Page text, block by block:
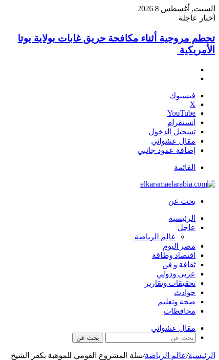
السبت, أغسطس 8 2026
أخبار عاجلة
تحطم مروحية أثناء مكافحة حريق غابات بولاية يوتا
الأمريكية
فيسبوك
‫X
‫YouTube
انستقرام
تسجيل الدخول
مقال عشوائي
إضافة عمود جانبي
القائمة
بحث عن
الرئيسية
عاجل
عالم الرياضة
مصر اليوم
اقتصاد وطاقة
ثقافة و فن
عربي ودولي
تحقيقات وتقارير
حوادث
صحة وتعليم
محافظات
مقال عشوائي
بحث عن
الرئيسية/عالم الرياضة/سلة المشروع القومي للموهبة بكفر الشيخ